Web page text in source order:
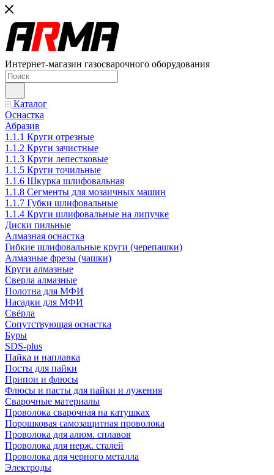
Интернет-магазин газосварочного оборудования
Каталог
Оснастка
Абразив
1.1.1 Круги отрезные
1.1.2 Круги зачистные
1.1.3 Круги лепестковые
1.1.5 Круги точильные
1.1.6 Шкурка шлифовальная
1.1.8 Сегменты для мозаичных машин
1.1.7 Губки шлифовальные
1.1.4 Круги шлифовальные на липучке
Диски пильные
Алмазная оснастка
Гибкие шлифовальные круги (черепашки)
Алмазные фрезы (чашки)
Круги алмазные
Сверла алмазные
Полотна для МФИ
Насадки для МФИ
Свёрла
Сопутствующая оснастка
Буры
SDS-plus
Пайка и наплавка
Посты для пайки
Припои и флюсы
Флюсы и пасты для пайки и лужения
Сварочные материалы
Проволока сварочная на катушках
Порошковая самозащитная проволока
Проволока для алюм. сплавов
Проволока для нерж. сталей
Проволока для черного металла
Электроды